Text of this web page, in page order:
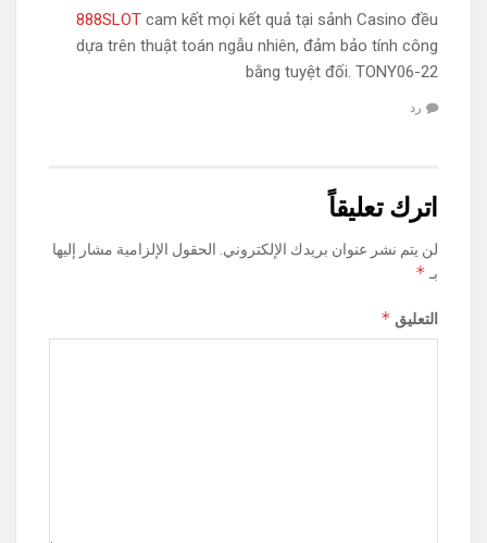
888SLOT cam kết mọi kết quả tại sảnh Casino đều
dựa trên thuật toán ngẫu nhiên, đảm bảo tính công
bằng tuyệt đối. TONY06-22
رد
اترك تعليقاً
لن يتم نشر عنوان بريدك الإلكتروني. الحقول الإلزامية مشار إليها
بـ *
التعليق *